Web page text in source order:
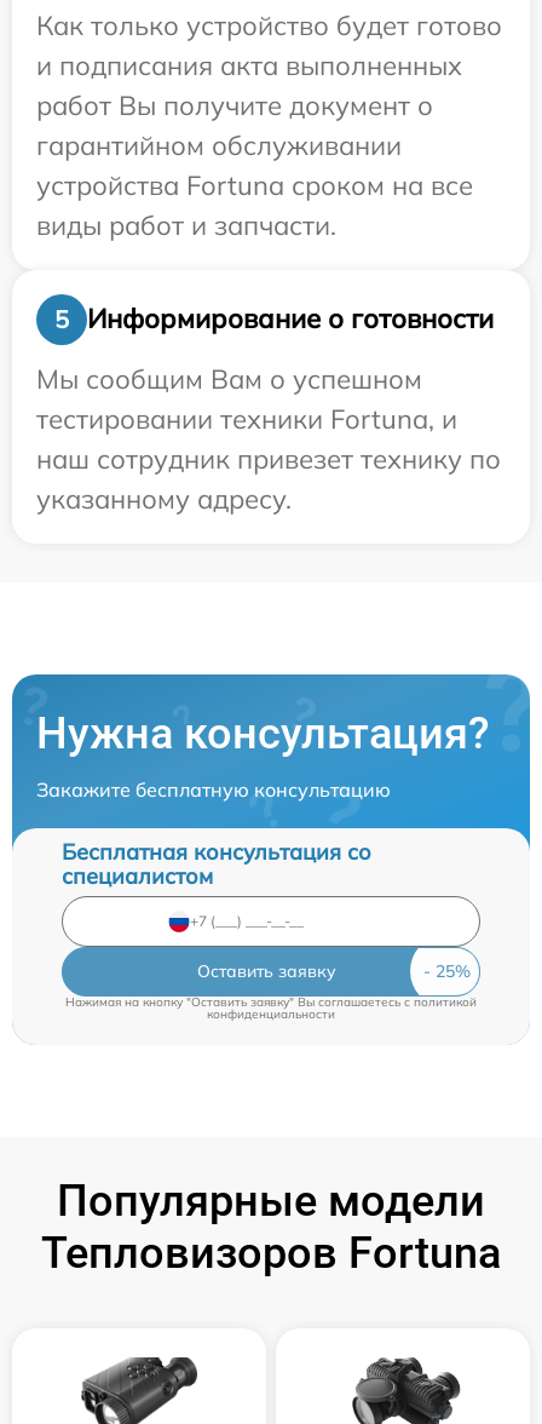
Как только устройство будет готово
и подписания акта выполненных
работ Вы получите документ о
гарантийном обслуживании
устройства Fortuna сроком на все
виды работ и запчасти.
5
Информирование о готовности
Мы сообщим Вам о успешном
тестировании техники Fortuna, и
наш сотрудник привезет технику по
указанному адресу.
Нужна консультация?
Закажите бесплатную консультацию
Бесплатная консультация со
специалистом
Оставить заявку
Нажимая на кнопку "Оставить заявку" Вы соглашаетесь cполитикой
конфиденциальности
Популярные модели
Тепловизоров Fortuna